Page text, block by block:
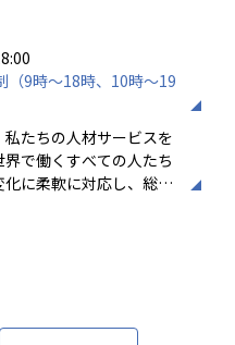
うことは強要しません。
沢山経験し、進みたい道
ょう。
し、方向性や今後のキャ
ます。
の業務を含んだ社内情シ
携わることができます
（9時～18時、10時～19
有（月平均20時間）
たちの人材サービスを
で働くすべての人たち
に柔軟に対応し、総合
献しています。